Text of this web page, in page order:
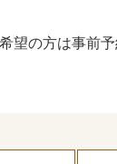
望の方は事前